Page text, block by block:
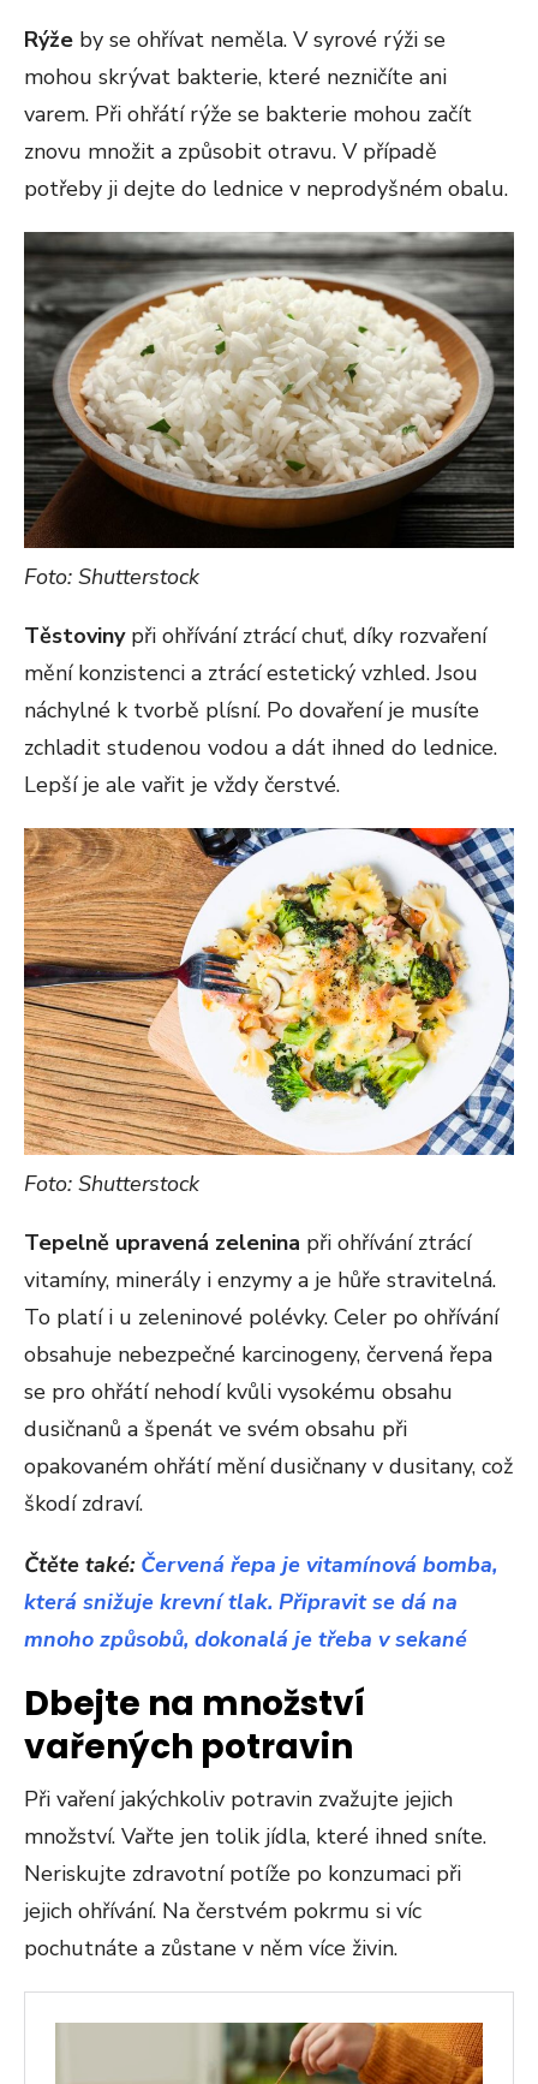
Rýže by se ohřívat neměla. V syrové rýži se
mohou skrývat bakterie, které nezničíte ani
varem. Při ohřátí rýže se bakterie mohou začít
znovu množit a způsobit otravu. V případě
potřeby ji dejte do lednice v neprodyšném obalu.
Foto: Shutterstock
Těstovinypři ohřívání ztrácí chuť, díky rozvaření
mění konzistenci a ztrácí estetický vzhled. Jsou
náchylné k tvorbě plísní. Po dovaření je musíte
zchladit studenou vodou a dát ihned do lednice.
Lepší je ale vařit je vždy čerstvé.
Foto: Shutterstock
Tepelně upravená zelenina při ohřívání ztrácí
vitamíny, minerály i enzymy a je hůře stravitelná.
To platí i u zeleninové polévky. Celer po ohřívání
obsahuje nebezpečné karcinogeny, červená řepa
se pro ohřátí nehodí kvůli vysokému obsahu
dusičnanů a špenát ve svém obsahu při
opakovaném ohřátí mění dusičnany v dusitany, což
škodí zdraví.
Čtěte také: Červená řepa je vitamínová bomba,
která snižuje krevní tlak. Připravit se dá na
mnoho způsobů, dokonalá je třeba v sekané
Dbejte na množství
vařených potravin
Při vaření jakýchkoliv potravin zvažujte jejich
množství. Vařte jen tolik jídla, které ihned sníte.
Neriskujte zdravotní potíže po konzumaci při
jejich ohřívání. Na čerstvém pokrmu si víc
pochutnáte a zůstane v něm více živin.